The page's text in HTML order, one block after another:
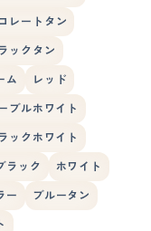
レートタン
ックタン
ム レッド
ブルホワイト
ックホワイト
ラック ホワイト
ー ブルータン